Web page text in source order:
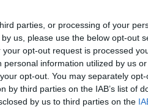
parties, or processing of your
us, please use the below opt-out
opt-out request is processed
information utilized by us
opt-out. You may separately
by third parties on the IAB’s list of
by us to third parties on the
όταν είπε ότι η